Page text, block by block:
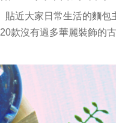
貼近大家日常生活的麵包
20款沒有過多華麗裝飾的古
透過有溫度的雙手，
捏製出樸實無華的經